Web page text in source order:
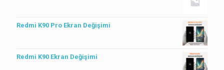
Redmi K90 Pro Ekran Değişimi
Redmi K90 Ekran Değişimi